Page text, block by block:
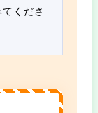
くださ